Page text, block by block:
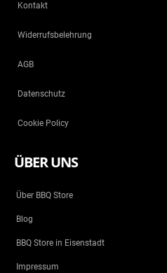
Kontakt
Widerrufsbelehrung
AGB
Datenschutz
Cookie Policy
ÜBER UNS
Über BBQ Store
Blog
BBQ Store in Eisenstadt
Impressum